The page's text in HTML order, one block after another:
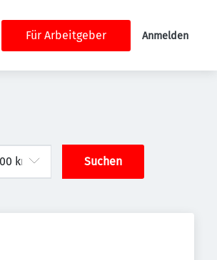
Für Arbeitgeber Anmelden
Suchen